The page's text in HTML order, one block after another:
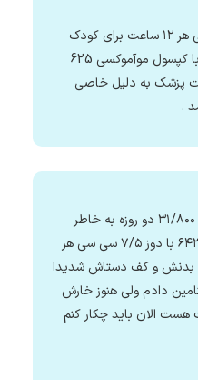
سلام. از نظر علمی، ۵ سی‌سی هر ۱۲ ساعت برای کودک
۶۰ کیلوگرمی ناکافی است و با کپسول موآموکسی 625
پزشک به دلیل خاصی
.
سلام دختر من ۹ سالشه با وزن ۳۱/۸۰۰ دو روزه به خاطر
عفونت گلو و تب بالا فارمنتین ۶۴۳ با دوز ۷/۵ سی سی هر
بدنش و کف دستاش شدیدا
دادم ولی هنوز خارش
هست الان باید چکار کنم